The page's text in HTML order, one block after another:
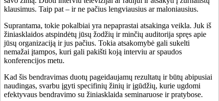
klausimus. Taip pat – ir ne pačius lengviausius ar maloniausius.
Suprantama, tokie pokalbiai yra nepaprastai atsakinga veikla. Juk iš
žiniasklaidos atspindėtų jūsų žodžių ir minčių auditorija spręs apie
jūsų organizaciją ir jus pačius. Tokia atsakomybė gali sukelti
nemažai įtampos, kuri gali pakišti koją interviu ar spaudos
konferencijos metu.
Kad šis bendravimas duotų pageidaujamų rezultatų ir būtų abipusiai
naudingas, svarbu įgyti specifinių žinių ir įgūdžių, kurie ugdomi
efektyvaus bendravimo su žiniasklaida seminaruose ir pratybose.